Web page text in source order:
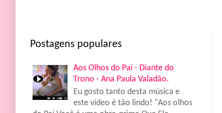
Postagens populares
Aos Olhos do Pai - Diante do
Trono - Ana Paula Valadão.
Eu gosto tanto desta música e
este vídeo é tão lindo! "Aos olhos